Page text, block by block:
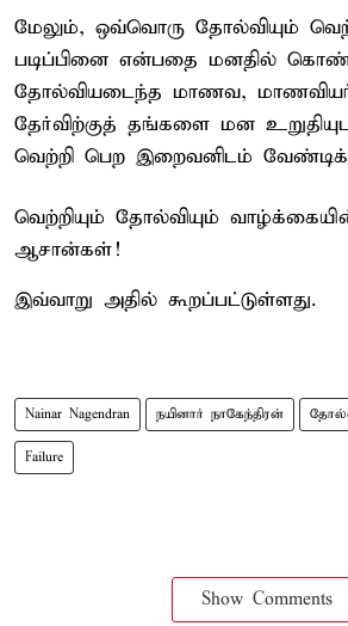
மேலும், ஒவ்வொரு தோல்வியும்
படிப்பினை என்பதை மனதில்
தோல்வியடைந்த மாணவ,
தேர்விற்குத் தங்களை மன
வெற்றி பெற இறைவனிடம்
வெற்றியும் தோல்வியும்
ஆசான்கள்!
இவ்வாறு அதில் கூறப்பட்டுள்ளது.
Nainar Nagendran நயினார் நாகேந்திரன்
Failure
Show Comments